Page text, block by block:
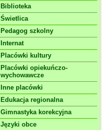
Biblioteka
Świetlica
Pedagog szkolny
Internat
Placówki kultury
Placówki opiekuńczo-
wychowawcze
Inne placówki
Edukacja regionalna
Gimnastyka korekcyjna
Języki obce